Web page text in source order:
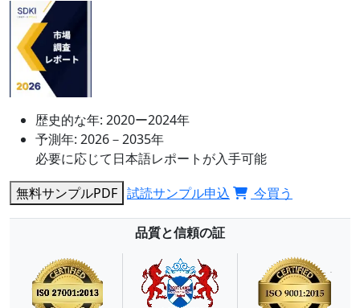
歴史的な年: 2020ー2024年
予測年: 2026－2035年
必要に応じて日本語レポートが入手可能
無料サンプルPDF 試読サンプル申込 今買う
品質と信頼の証